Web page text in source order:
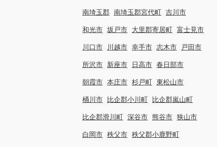
南埼玉郡 南埼玉郡宮代町 吉川市
和光市 坂戸市 大里郡寄居町 富士見市
川口市 川越市 幸手市 志木市 戸田市
所沢市 新座市 日高市 春日部市
朝霞市 本庄市 杉戸町 東松山市
桶川市 比企郡小川町 比企郡嵐山町
比企郡滑川町 深谷市 熊谷市 狭山市
白岡市 秩父市 秩父郡小鹿野町